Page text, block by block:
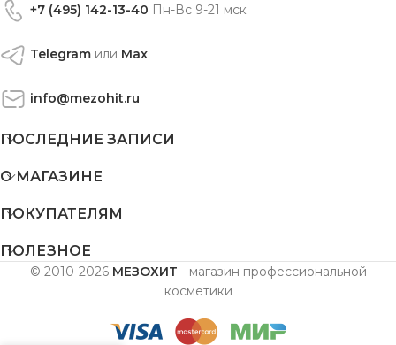
+7 (495) 142-13-40 Пн-Вс 9-21 мск
Telegram или Max
info@mezohit.ru
ПОСЛЕДНИЕ ЗАПИСИ
О МАГАЗИНЕ
ПОКУПАТЕЛЯМ
ПОЛЕЗНОЕ
© 2010-2026 МЕЗОХИТ - магазин профессиональной
косметики